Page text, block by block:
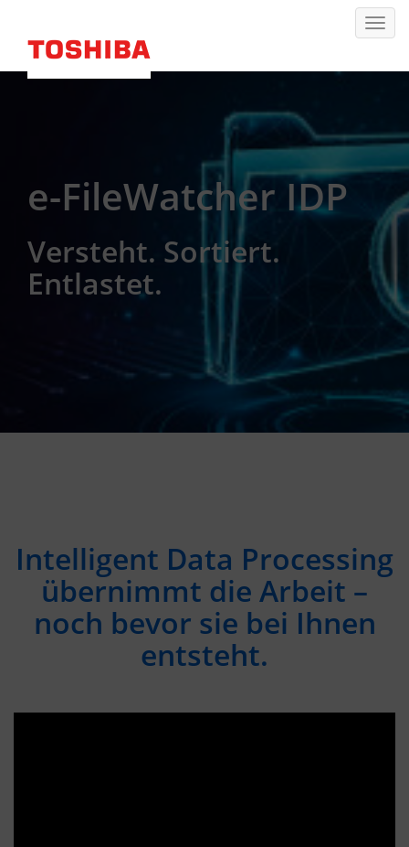
e-FileWatcher IDP
Versteht. Sortiert.
Entlastet.
Intelligent Data Processing
übernimmt die Arbeit –
noch bevor sie bei Ihnen
entsteht.